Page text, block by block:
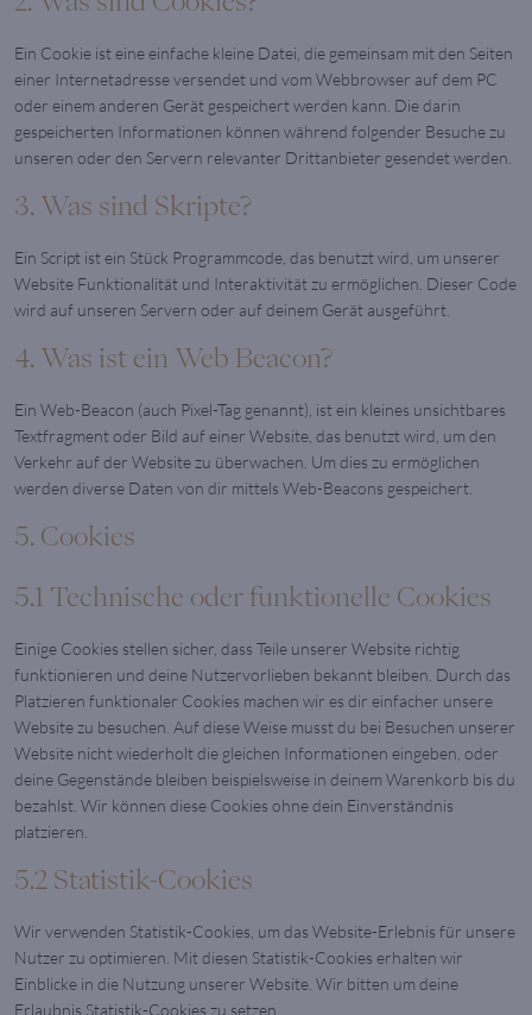
Ein Cookie ist eine einfache kleine Datei, die gemeinsam mit den Seiten
einer Internetadresse versendet und vom Webbrowser auf dem PC
oder einem anderen Gerät gespeichert werden kann. Die darin
gespeicherten Informationen können während folgender Besuche zu
unseren oder den Servern relevanter Drittanbieter gesendet werden.
3. Was sind Skripte?
Ein Script ist ein Stück Programmcode, das benutzt wird, um unserer
Website Funktionalität und Interaktivität zu ermöglichen. Dieser Code
wird auf unseren Servern oder auf deinem Gerät ausgeführt.
4. Was ist ein Web Beacon?
Ein Web-Beacon (auch Pixel-Tag genannt), ist ein kleines unsichtbares
Textfragment oder Bild auf einer Website, das benutzt wird, um den
Verkehr auf der Website zu überwachen. Um dies zu ermöglichen
werden diverse Daten von dir mittels Web-Beacons gespeichert.
5. Cookies
5.1 Technische oder funktionelle Cookies
Einige Cookies stellen sicher, dass Teile unserer Website richtig
funktionieren und deine Nutzervorlieben bekannt bleiben. Durch das
Platzieren funktionaler Cookies machen wir es dir einfacher unsere
Website zu besuchen. Auf diese Weise musst du bei Besuchen unserer
Website nicht wiederholt die gleichen Informationen eingeben, oder
deine Gegenstände bleiben beispielsweise in deinem Warenkorb bis du
bezahlst. Wir können diese Cookies ohne dein Einverständnis
platzieren.
5.2 Statistik-Cookies
Wir verwenden Statistik-Cookies, um das Website-Erlebnis für unsere
Nutzer zu optimieren. Mit diesen Statistik-Cookies erhalten wir
Einblicke in die Nutzung unserer Website. Wir bitten um deine
Erlaubnis Statistik-Cookies zu setzen.